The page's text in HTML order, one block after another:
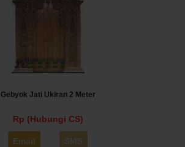
Gebyok Jati Ukiran 2 Meter
Rp (Hubungi CS)
Email SMS